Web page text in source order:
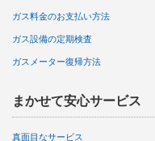
ガス料金のお支払い方法
ガス設備の定期検査
ガスメーター復帰方法
まかせて安心サービス
真面目なサービス